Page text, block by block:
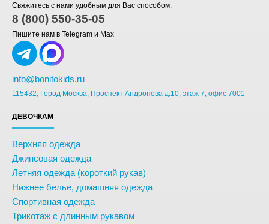
Свяжитесь с нами удобным для Вас способом:
8 (800) 550-35-05
Пишите нам в Telegram и Max
info@bonitokids.ru
115432, Город Москва, Проспект Андропова д.10, этаж 7, офис 7001
ДЕВОЧКАМ
Верхняя одежда
Джинсовая одежда
Летняя одежда (короткий рукав)
Нижнее белье, домашняя одежда
Спортивная одежда
Трикотаж с длинным рукавом